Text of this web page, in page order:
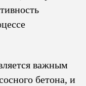
важным
бетона, и